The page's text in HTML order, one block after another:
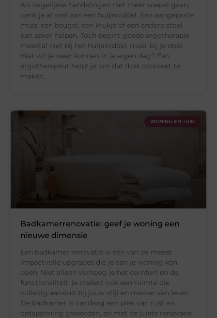
Als dagelijkse handelingen niet meer soepel gaan,
denk je al snel aan een hulpmiddel. Een aangepaste
muis, een beugel, een krukje of een andere stoel
kan zeker helpen. Toch begint goede ergotherapie
meestal niet bij het hulpmiddel, maar bij je doel.
Wat wil je weer kunnen in je eigen dag? Een
ergotherapeut helpt je om dat doel concreet te
maken.
WONING EN TUIN
Badkamerrenovatie: geef je woning een
nieuwe dimensie
Een badkamer renovatie is één van de meest
impactvolle upgrades die je aan je woning kan
doen. Niet alleen verhoog je het comfort en de
functionaliteit, je creëert ook een ruimte die
volledig aansluit bij jouw stijl en manier van leven.
De badkamer is vandaag een plek van rust en
ontspanning geworden, en met de juiste renovatie